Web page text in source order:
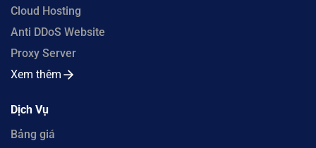
Cloud Hosting
Anti DDoS Website
Proxy Server
Xem thêm
Dịch Vụ
Bảng giá